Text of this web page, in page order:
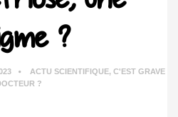
?
ACTU SCIENTIFIQUE, C'EST GRAVE
?